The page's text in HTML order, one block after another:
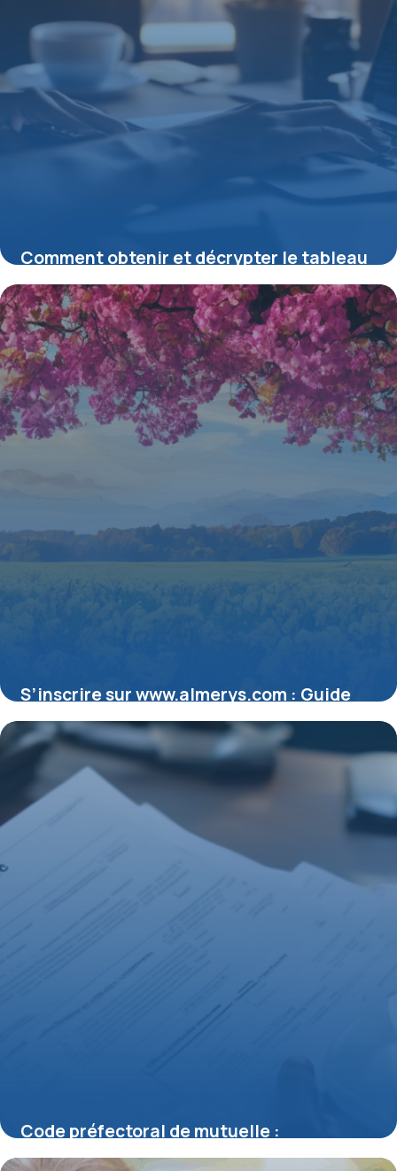
Comment obtenir et décrypter le tableau
de garanties PDF de la mutuelle de La
Poste
15 juin 2026
S’inscrire sur www.almerys.com : Guide
Pratique et Sécurisé
15 juin 2026
Code préfectoral de mutuelle :
comprendre sa signification et son impact